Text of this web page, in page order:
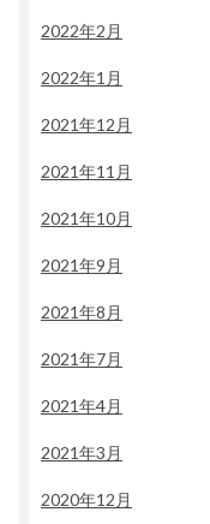
2022年2月
2022年1月
2021年12月
2021年11月
2021年10月
2021年9月
2021年8月
2021年7月
2021年4月
2021年3月
2020年12月